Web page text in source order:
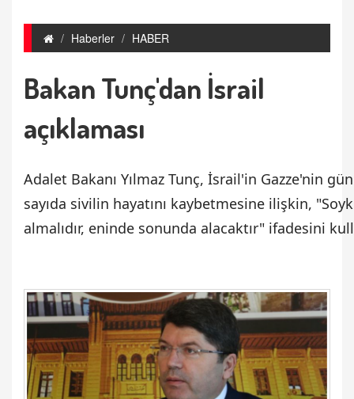
Haberler HABER
Bakan Tunç'dan İsrail
açıklaması
Adalet Bakanı Yılmaz Tunç, İsrail'in Gazze'nin
sayıda sivilin hayatını kaybetmesine ilişkin,
almalıdır, eninde sonunda alacaktır" ifadesini